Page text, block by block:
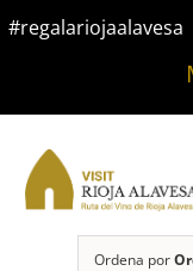
Saltar
#regalariojaalavesa
Ordena por